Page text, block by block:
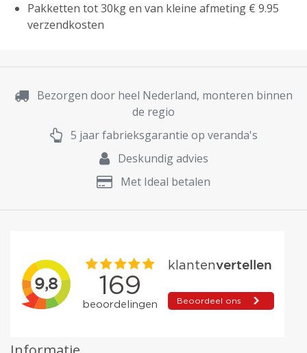
Pakketten tot 30kg en van kleine afmeting € 9.95
verzendkosten
Bezorgen door heel Nederland, monteren binnen
de regio
5 jaar fabrieksgarantie op veranda's
Deskundig advies
Met Ideal betalen